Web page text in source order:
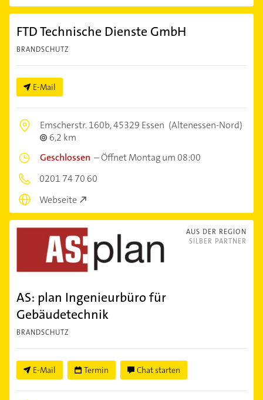
FTD Technische Dienste GmbH
BRANDSCHUTZ
E-Mail
Emscherstr. 160b,45329 Essen (Altenessen-Nord)
6,2 km
Geschlossen –Öffnet Montag um 08:00
0201 74 70 60
Webseite
AUS DER REGION
SILBER PARTNER
AS: plan Ingenieurbüro für
Gebäudetechnik
BRANDSCHUTZ
E-Mail Termin Chat starten